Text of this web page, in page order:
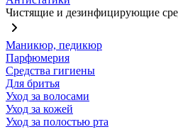
Чистящие и дезинфицирующие
Маникюр, педикюр
Парфюмерия
Средства гигиены
Для бритья
Уход за волосами
Уход за кожей
Уход за полостью рта